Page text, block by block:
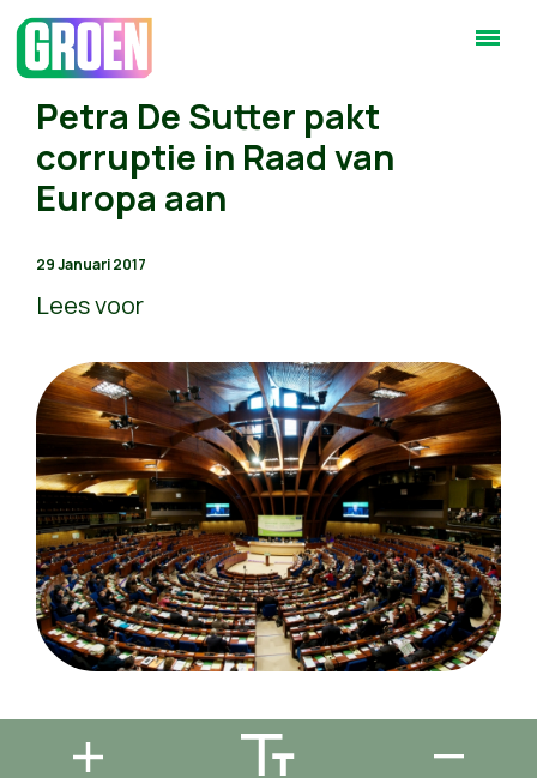
Petra De Sutter pakt
corruptie in Raad van
Europa aan
29 Januari 2017
Lees voor